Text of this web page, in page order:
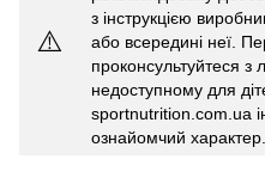
⚠️
з інструкцією
або всередині неї.
проконсультуйтеся з
недоступному для
sportnutrition.com.ua
ознайомчий характер.